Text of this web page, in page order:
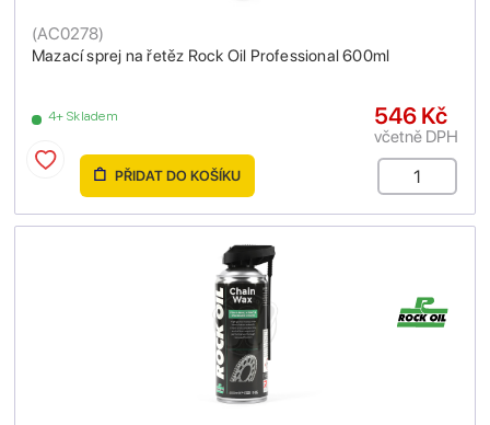
Mazací sprej na řetěz Rock Oil Professional 600ml
(AC0278)
4+ Skladem 546 Kč
včetně DPH
PŘIDAT DO KOŠÍKU